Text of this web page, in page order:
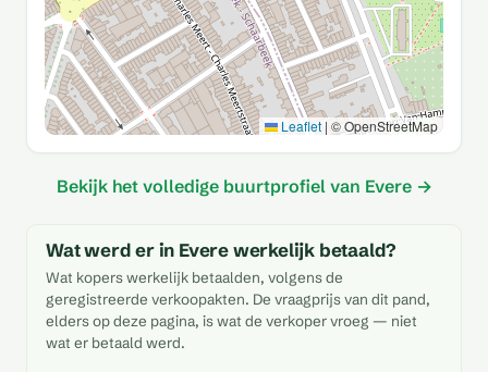
Leaflet | © OpenStreetMap
Bekijk het volledige buurtprofiel van Evere →
Wat werd er in Evere werkelijk betaald?
Wat kopers werkelijk betaalden, volgens de
geregistreerde verkoopakten. De vraagprijs van dit pand,
elders op deze pagina, is wat de verkoper vroeg — niet
wat er betaald werd.